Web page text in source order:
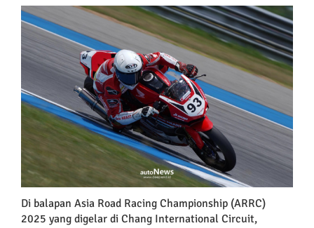
View
Larger
Image
Di balapan Asia Road Racing Championship (ARRC)
2025 yang digelar di Chang International Circuit,